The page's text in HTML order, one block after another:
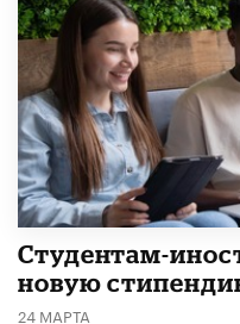
Студентам-
новую
24 МАРТА